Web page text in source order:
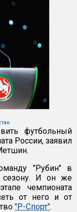
футбольный
России, заявил
"Рубин" в
сезону. И он же
чемпионата
от него и от
"Р-Спорт".